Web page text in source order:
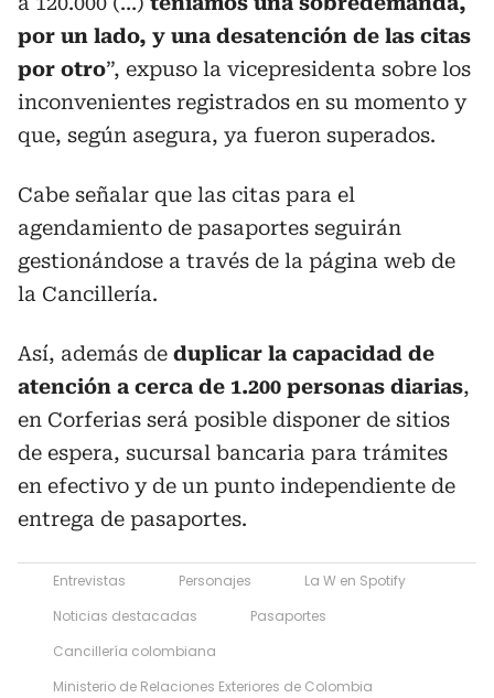
por un lado, y una desatención de las citas
por otro”, expuso la vicepresidenta sobre los
inconvenientes registrados en su momento y
que, según asegura, ya fueron superados.
Cabe señalar que las citas para el
agendamiento de pasaportes seguirán
gestionándose a través de la página web de
la Cancillería.
Así, además de duplicar la capacidad de
atención a cerca de 1.200 personas diarias,
en Corferias será posible disponer de sitios
de espera, sucursal bancaria para trámites
en efectivo y de un punto independiente de
entrega de pasaportes.
Entrevistas Personajes
La W en Spotify
Noticias destacadas
Pasaportes
Cancillería colombiana
Ministerio de Relaciones Exteriores de Colombia